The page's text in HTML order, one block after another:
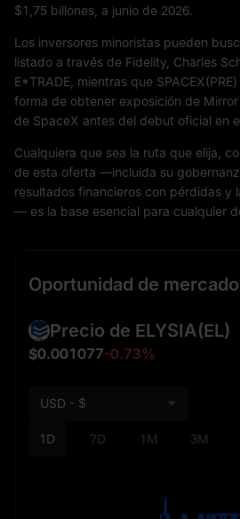
$1,75 billones, a junio de 2026.
Los inversores minoristas pueden
listado a través de Fidelity, Charles
E*TRADE, mientras que
forma de obtener exposición de
de SpaceX antes del debut oficial en
Cualquiera que sea la ruta que elija,
de esta oferta —incluida su
resultados financieros con pérdidas y
— es la base esencial para cualquier
Oportunidad de mercado
Precio de ELYSIA(EL)
$0.001077-0.73%
1D 7D 1M 3M
USD - $